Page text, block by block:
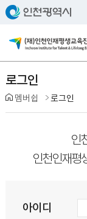
로그인
멤버쉽 로그인
인
인천인재평
아이디